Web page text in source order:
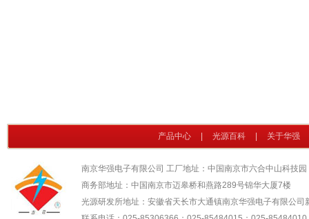
产品中心 | 光源百科 | 关于华强
南京华强电子有限公司 工厂地址：中国南京市六合中山科技园
商务部地址：中国南京市迈皋桥和燕路289号锦华大厦7楼
光源研发所地址：安徽省天长市大通镇南京华强电子有限公司